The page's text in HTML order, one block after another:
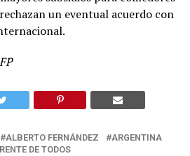
un eventual acuerdo con
ALBERTO FERNÁNDEZ
ARGENTINA
DE TODOS